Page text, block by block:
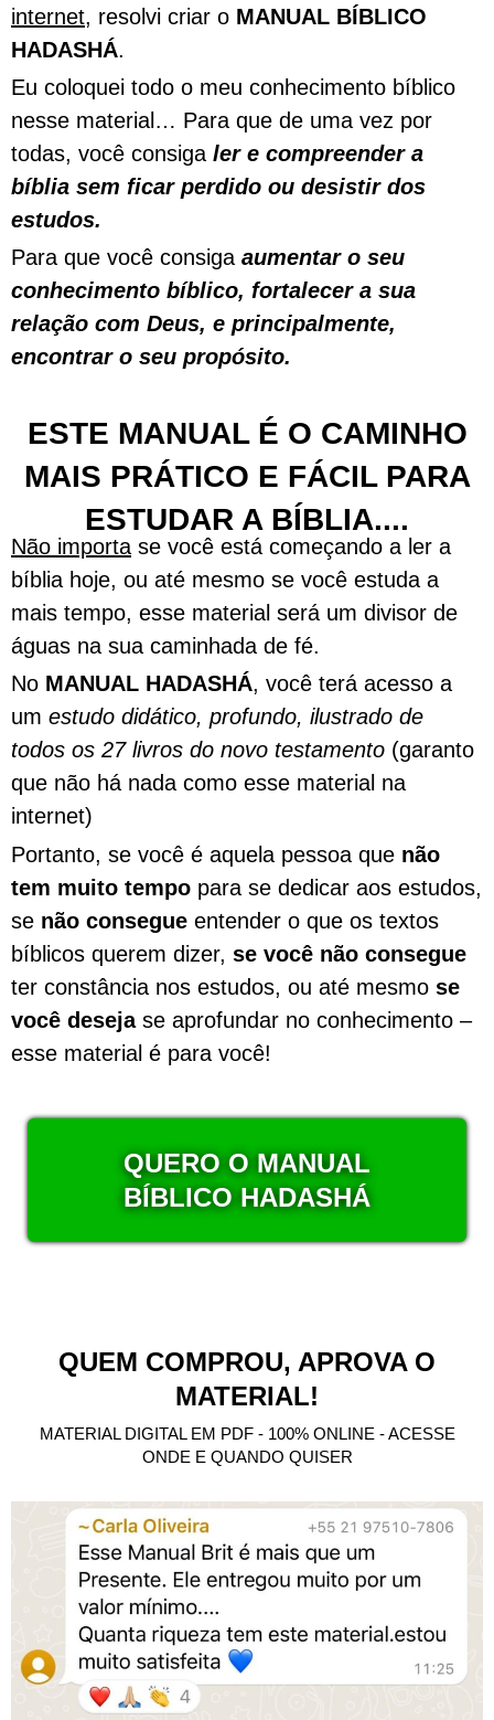
internet, resolvi criar o MANUAL BÍBLICO
HADASHÁ.
Eu coloquei todo o meu conhecimento bíblico
nesse material… Para que de uma vez por
todas, você consiga ler e compreender a
bíblia sem ficar perdido ou desistir dos
estudos.
Para que você consiga aumentar o seu
conhecimento bíblico, fortalecer a sua
relação com Deus, e principalmente,
encontrar o seu propósito.
ESTE MANUAL É O CAMINHO
MAIS PRÁTICO E FÁCIL PARA
ESTUDAR A BÍBLIA....
Não importa se você está começando a ler a
bíblia hoje, ou até mesmo se você estuda a
mais tempo, esse material será um divisor de
águas na sua caminhada de fé.
No MANUAL HADASHÁ, você terá acesso a
um estudo didático, profundo, ilustrado de
todos os 27 livros do novo testamento (garanto
que não há nada como esse material na
internet)
Portanto, se você é aquela pessoa que não
tem muito tempo para se dedicar aos estudos,
se não consegue entender o que os textos
bíblicos querem dizer, se você não consegue
ter constância nos estudos, ou até mesmo se
você desejase aprofundar no conhecimento –
esse material é para você!
QUERO O MANUAL
BÍBLICO HADASHÁ
QUEM COMPROU, APROVA O
MATERIAL!
MATERIAL DIGITAL EM PDF - 100% ONLINE - ACESSE
ONDE E QUANDO QUISER